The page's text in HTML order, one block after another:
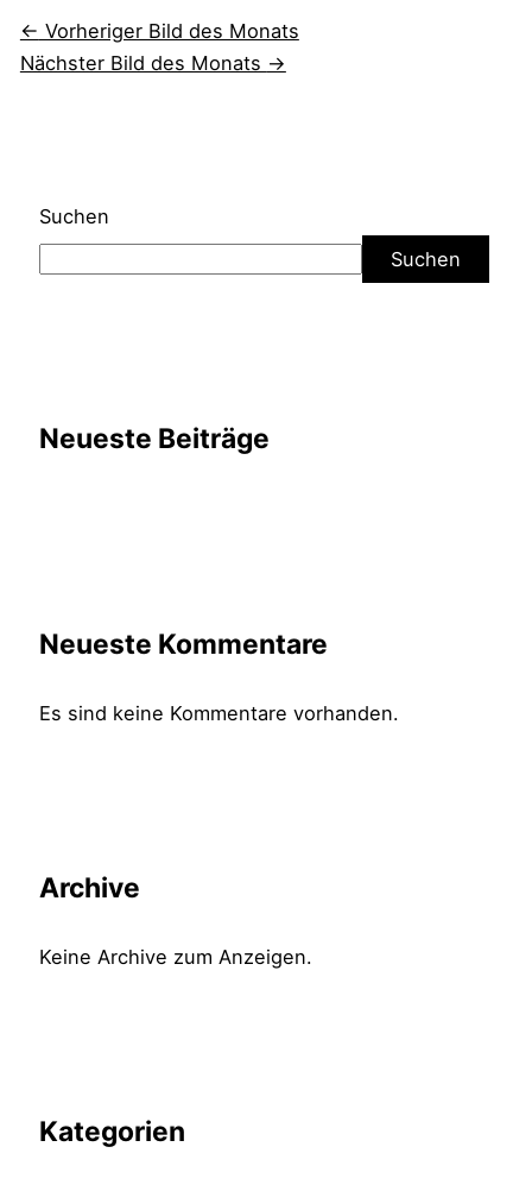
← Vorheriger Bild des Monats
Nächster Bild des Monats →
Suchen
Suchen
Neueste Beiträge
Neueste Kommentare
Es sind keine Kommentare vorhanden.
Archive
Keine Archive zum Anzeigen.
Kategorien